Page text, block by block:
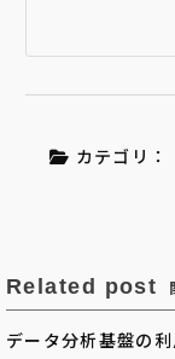
カテゴリ：
Related post
データ分析基盤の